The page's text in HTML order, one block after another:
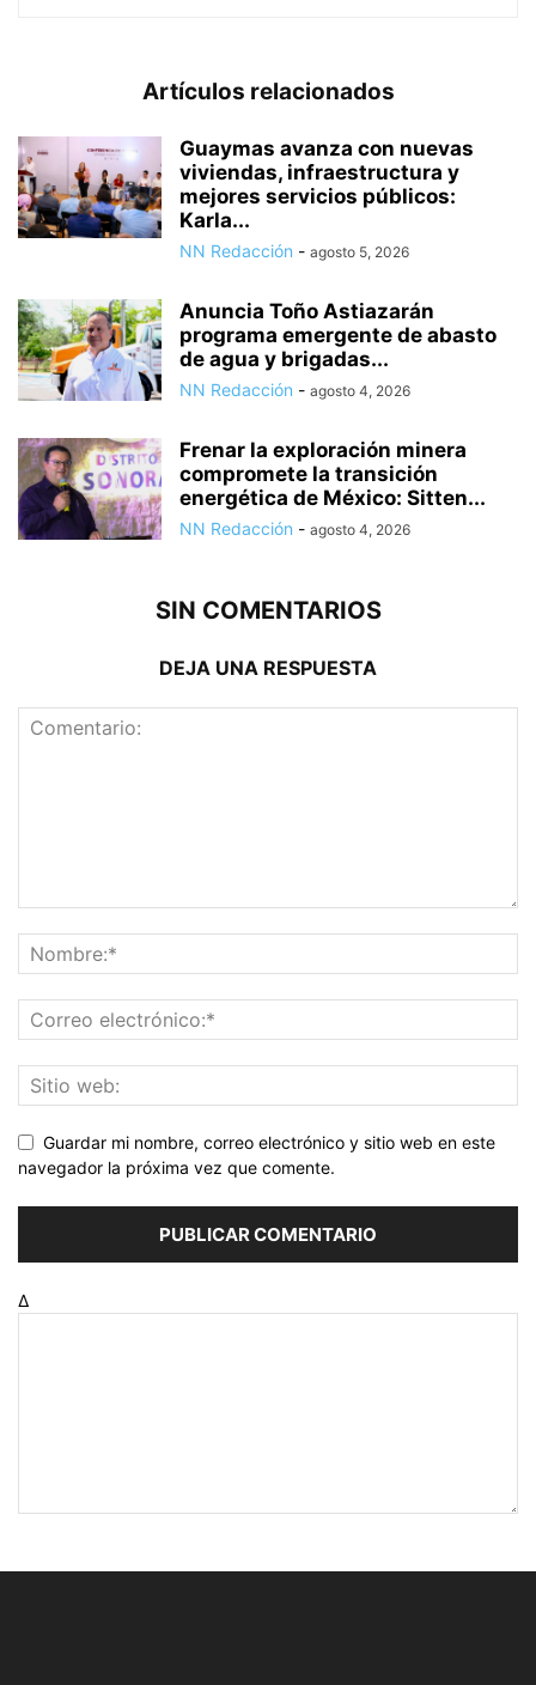
Artículos relacionados
Guaymas avanza con nuevas
viviendas, infraestructura y
mejores servicios públicos:
Karla...
NN Redacción - agosto 5, 2026
Anuncia Toño Astiazarán
programa emergente de abasto
de agua y brigadas...
NN Redacción - agosto 4, 2026
Frenar la exploración minera
compromete la transición
energética de México: Sitten...
NN Redacción - agosto 4, 2026
SIN COMENTARIOS
DEJA UNA RESPUESTA
Guardar mi nombre, correo electrónico y sitio web en este
navegador la próxima vez que comente.
Δ